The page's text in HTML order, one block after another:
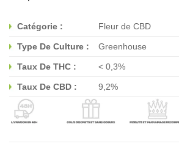
Catégorie : Fleur de CBD
Type De Culture : Greenhouse
Taux De THC : < 0,3%
Taux De CBD : 9,2%